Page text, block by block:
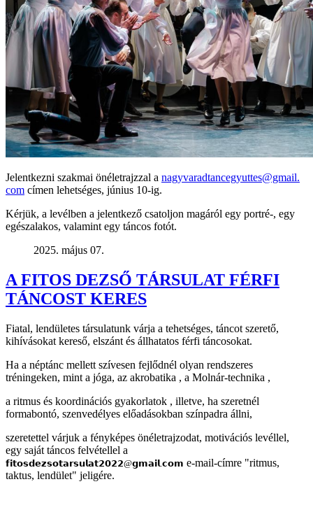
Jelentkezni szakmai önéletrajzzal a nagyvaradtancegyuttes@gmail.
com címen lehetséges, június 10-ig.
Kérjük, a levélben a jelentkező csatoljon magáról egy portré-, egy
egészalakos, valamint egy táncos fotót.
2025. május 07.
A FITOS DEZSŐ TÁRSULAT FÉRFI
TÁNCOST KERES
Fiatal, lendületes társulatunk várja a tehetséges, táncot szerető,
kihívásokat kereső, elszánt és állhatatos férfi táncosokat.
Ha a néptánc mellett szívesen fejlődnél olyan rendszeres
tréningeken, mint a jóga, az akrobatika , a Molnár-technika ,
a ritmus és koordinációs gyakorlatok , illetve, ha szeretnél
formabontó, szenvedélyes előadásokban színpadra állni,
szeretettel várjuk a fényképes önéletrajzodat, motivációs levéllel,
egy saját táncos felvétellel a
𝗳𝗶𝘁𝗼𝘀𝗱𝗲𝘇𝘀𝗼𝘁𝗮𝗿𝘀𝘂𝗹𝗮𝘁𝟮𝟬𝟮𝟮@𝗴𝗺𝗮𝗶𝗹.𝗰𝗼𝗺 e-mail-címre "ritmus,
taktus, lendület" jeligére.